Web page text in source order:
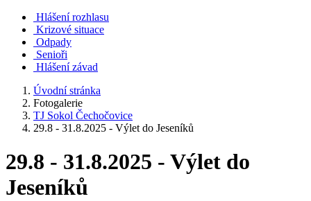
Hlášení rozhlasu
Krizové situace
Odpady
Senioři
Hlášení závad
Úvodní stránka
Fotogalerie
TJ Sokol Čechočovice
29.8 - 31.8.2025 - Výlet do Jeseníků
29.8 - 31.8.2025 - Výlet do
Jeseníků